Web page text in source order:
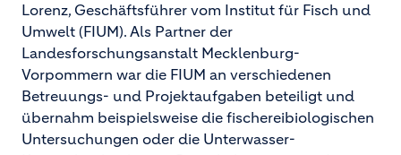
Lorenz, Geschäftsführer vom Institut für Fisch und
Umwelt (FIUM). Als Partner der
Landesforschungsanstalt Mecklenburg-
Vorpommern war die FIUM an verschiedenen
Betreuungs- und Projektaufgaben beteiligt und
übernahm beispielsweise die fischereibiologischen
Untersuchungen oder die Unterwasser-